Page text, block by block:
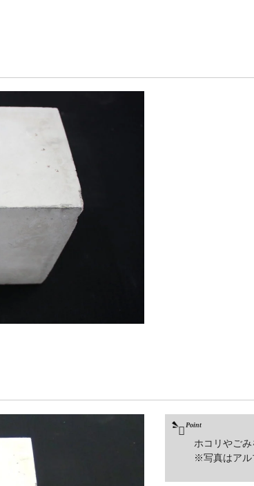
ホコリやごみ
※写真はアル